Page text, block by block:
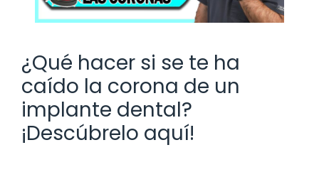
¿Qué hacer si se te ha
caído la corona de un
implante dental?
¡Descúbrelo aquí!